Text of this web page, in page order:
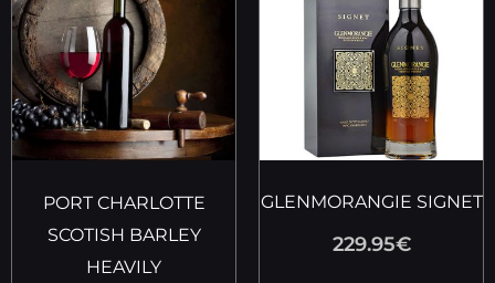
PORT CHARLOTTE
SCOTISH BARLEY
HEAVILY
GLENMORANGIE SIGNET
229.95€